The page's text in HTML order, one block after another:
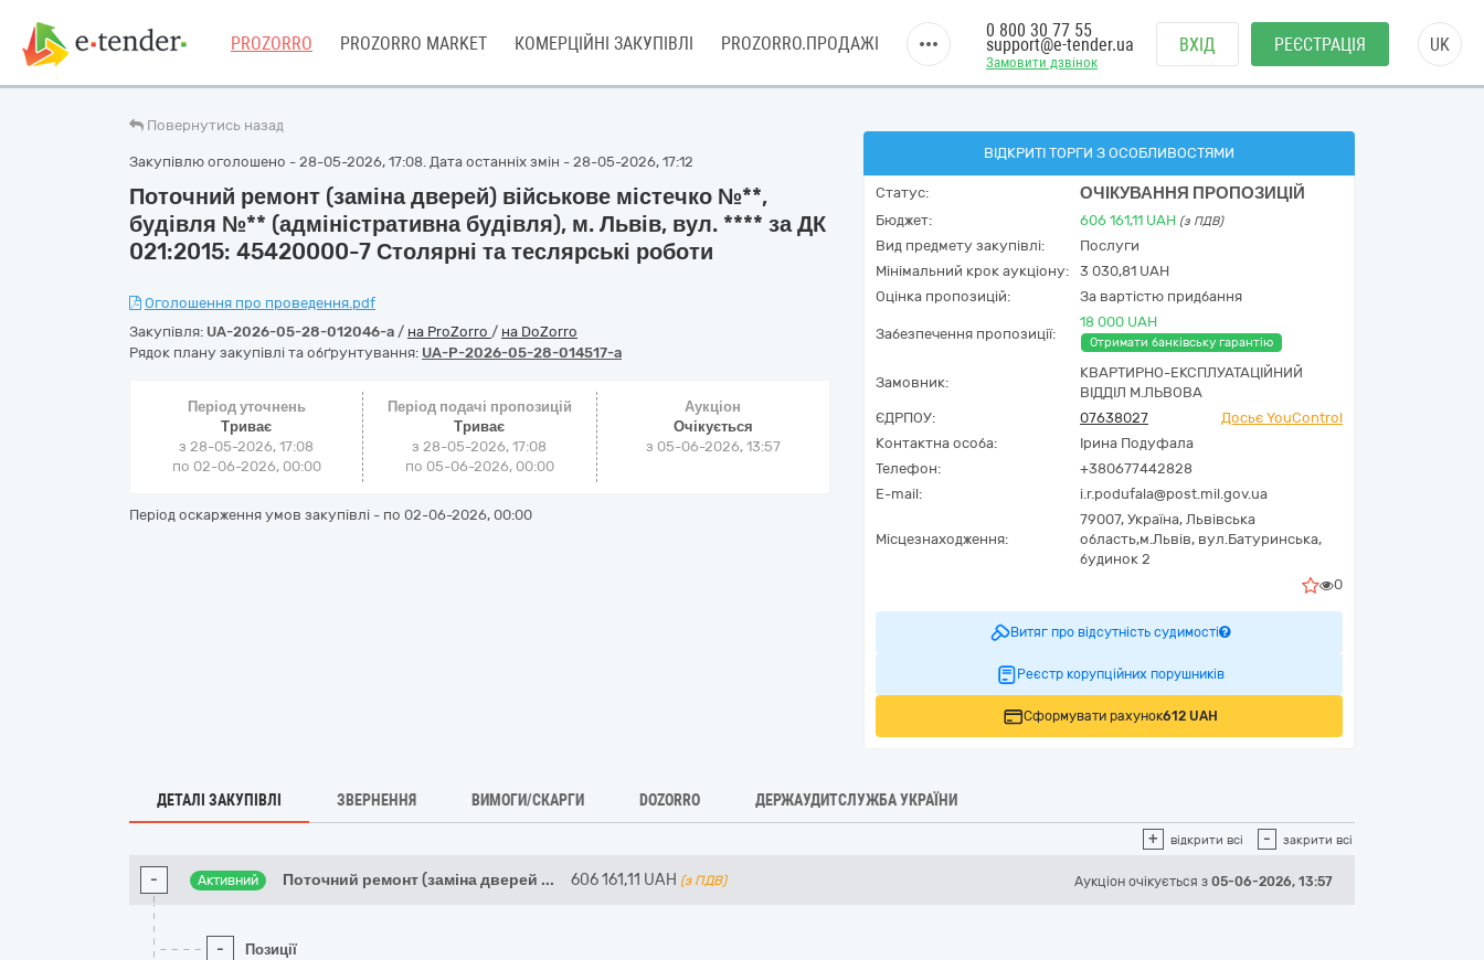
PROZORRO PROZORRO MARKET КОМЕРЦІЙНІ ЗАКУПІВЛІ PROZORRO.ПРОДАЖІ
Замовити дзвінок
0 800 30 77 55
support@e-tender.ua ВХІД РЕЄСТРАЦІЯ UK
Повернутись назад
Закупівлю оголошено - 28-05-2026, 17:08. Дата останніх змін - 28-05-2026, 17:12
Поточний ремонт (заміна дверей) військове містечко №**,
будівля №** (адміністративна будівля), м. Львів, вул. **** за ДК
021:2015: 45420000-7 Столярні та теслярські роботи
Оголошення про проведення.pdf
Закупівля: UA-2026-05-28-012046-a / на ProZorro / на DoZorro
Рядок плану закупівлі та обґрунтування: UA-P-2026-05-28-014517-a
Період уточнень
Триває
з 28-05-2026, 17:08
по 02-06-2026, 00:00
Період подачі пропозицій
Триває
з 28-05-2026, 17:08
по 05-06-2026, 00:00
Аукціон
Очікується
з 05-06-2026, 13:57
Період оскарження умов закупівлі - по 02-06-2026, 00:00
ВІДКРИТІ ТОРГИ З ОСОБЛИВОСТЯМИ
Статус: ОЧІКУВАННЯ ПРОПОЗИЦІЙ
Бюджет: 606 161,11 UAH (з ПДВ)
Вид предмету закупівлі:
Послуги
Мінімальний крок аукціону:
3 030,81 UAH
Оцінка пропозицій:
За вартістю придбання
Забезпечення пропозиції:
18 000 UAH
Отримати банківську гарантію
Замовник:
КВАРТИРНО-ЕКСПЛУАТАЦІЙНИЙ
ВІДДІЛ М.ЛЬВОВА
ЄДРПОУ:
07638027
Досьє YouControl
Контактна особа:
Ірина Подуфала
Телефон:
+380677442828
E-mail:
i.r.podufala@post.mil.gov.ua
Місцезнаходження:
79007, Україна, Львівська
область,м.Львів, вул.Батуринська,
будинок 2
0
Витяг про відсутність судимості
Реєстр корупційних порушників
Сформувати рахунок612 UAH
ДЕТАЛІ ЗАКУПІВЛІ ЗВЕРНЕННЯ ВИМОГИ/СКАРГИ DOZORRO ДЕРЖАУДИТСЛУЖБА УКРАЇНИ
+ відкрити всі - закрити всі
- Активний Поточний ремонт (заміна дверей ... 606 161,11 UAH (з ПДВ) Аукціон очікується з 05-06-2026, 13:57
- Позиції